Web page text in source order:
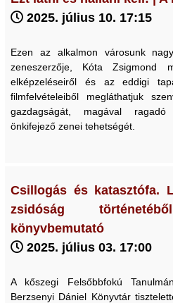
2025. július 10. 17:15
Ezen az alkalmon városunk
zeneszerzője, Kóta Zsigmond
elképzeléseiről és az eddigi
filmfelvételeiből megláthatjuk
gazdagságát, magával ragadó
önkifejező zenei tehetségét.
Csillogás és katasztófa.
zsidóság
könyvbemutató
2025. július 03. 17:00
A kőszegi Felsőbbfokú
Berzsenyi Dániel Könyvtár